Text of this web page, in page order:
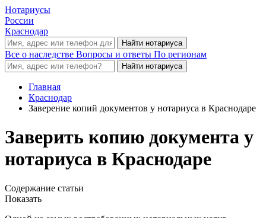
Нотариусы
России
Краснодар
Все о наследстве Вопросы и ответы По регионам
Главная
Краснодар
Заверение копий документов у нотариуса в Краснодаре
Заверить копию документа у
нотариуса в Краснодаре
Содержание статьи
Показать